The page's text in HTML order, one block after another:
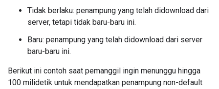
Tidak berlaku: penampung yang telah didownload dari
server, tetapi tidak baru-baru ini.
Baru: penampung yang telah didownload dari server
baru-baru ini.
Berikut ini contoh saat pemanggil ingin menunggu hingga
100 milidetik untuk mendapatkan penampung non-default